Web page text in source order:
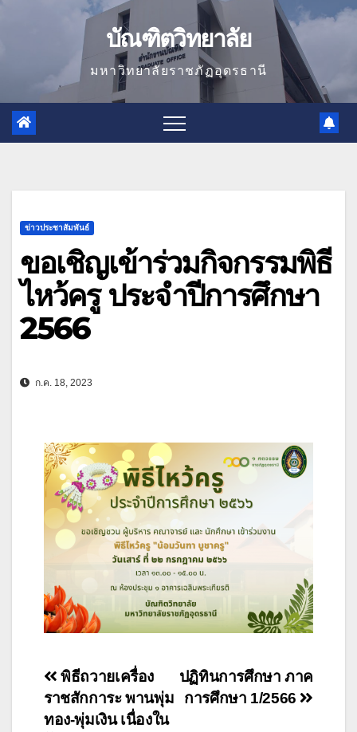
บัณฑิตวิทยาลัย
มหาวิทยาลัยราชภัฏอุดรธานี
ข่าวประชาสัมพันธ์
ขอเชิญเข้าร่วมกิจกรรมพิธี
ไหว้ครู ประจำปีการศึกษา
2566
ก.ค. 18, 2023
แนะแนว
เรื่อง
ปฏิทินการศึกษา ภาค
การศึกษา 1/2566
พิธีถวายเครื่อง
ราชสักการะ พานพุ่ม
ทอง-พุ่มเงิน เนื่องใน